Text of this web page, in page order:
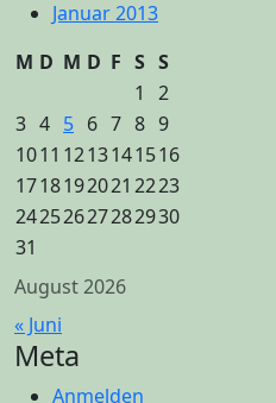
Januar 2013
August 2026
M D M D F S S
1
2
3 4 5 6 7 8 9
1011 1213141516
1718192021 2223
24252627282930
31
« Juni
Meta
Anmelden